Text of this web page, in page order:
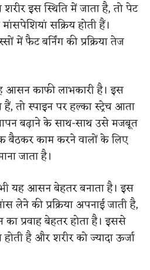
इस स्थिति में जाता है, तो पेट
सक्रिय होती हैं।
में फैट बर्निंग की प्रक्रिया तेज
आसन काफी लाभकारी है। इस
स्पाइन पर हल्का स्ट्रेच आता
बढ़ाने के साथ-साथ उसे मजबूत
बैठकर काम करने वालों के लिए
जाता है।
यह आसन बेहतर बनाता है। इस
लेने की प्रक्रिया अपनाई जाती है,
प्रवाह बेहतर होता है। इससे
है और शरीर को ज्यादा ऊर्जा